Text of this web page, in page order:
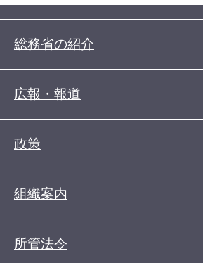
総務省の紹介
広報・報道
政策
組織案内
所管法令